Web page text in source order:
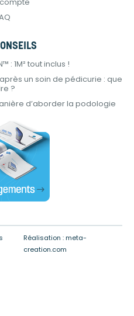
: 1M² tout inclus !
un soin de pédicurie : que
?
d’aborder la podologie
Réalisation : meta-
creation.com